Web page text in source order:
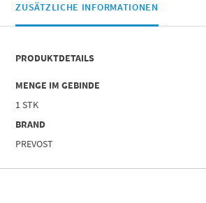
ZUSÄTZLICHE INFORMATIONEN
PRODUKTDETAILS
MENGE IM GEBINDE
1 STK
BRAND
PREVOST